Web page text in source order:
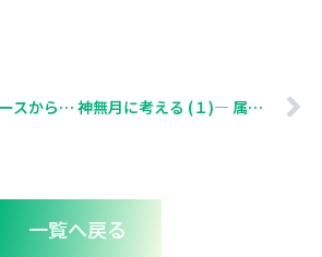
「ぱてめど」リリースから2か月半、会員企業数が10社を突破しました 神無月に考える (１)― 属人化と安定供給
一覧へ戻る